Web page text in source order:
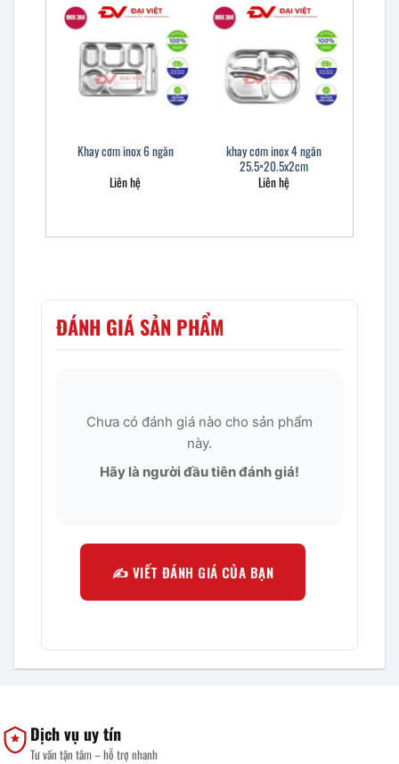
Khay cơm inox 6 ngăn
Liên hệ
khay cơm inox 4 ngăn
25.5×20.5x2cm
Liên hệ
ĐÁNH GIÁ SẢN PHẨM
Chưa có đánh giá nào cho sản phẩm
này.
Hãy là người đầu tiên đánh giá!
✍️ VIẾT ĐÁNH GIÁ CỦA BẠN
Dịch vụ uy tín
Tư vấn tận tâm – hỗ trợ nhanh